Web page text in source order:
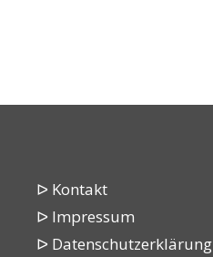
ᐅ Kontakt
ᐅ Impressum
ᐅ Datenschutzerklärung